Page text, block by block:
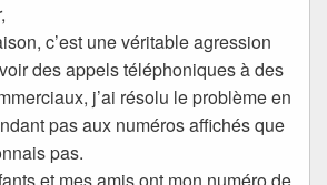
c’est une véritable agression
des appels téléphoniques à des
j’ai résolu le problème en
pas aux numéros affichés que
pas.